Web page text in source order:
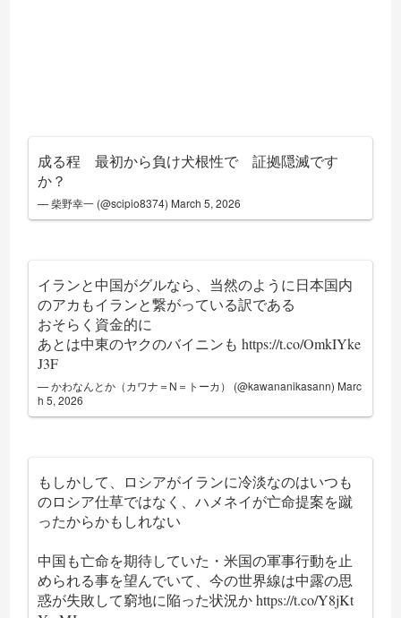
成る程 最初から負け犬根性で 証拠隠滅です
か？
— 柴野幸一 (@scipio8374) March 5, 2026
イランと中国がグルなら、当然のように日本国内
のアカもイランと繋がっている訳である
おそらく資金的に
あとは中東のヤクのバイニンもhttps://t.co/OmkIYke
J3F
— かわなんとか（カワナ＝N＝トーカ） (@kawananikasann) Marc
h 5, 2026
もしかして、ロシアがイランに冷淡なのはいつも
のロシア仕草ではなく、ハメネイが亡命提案を蹴
ったからかもしれない
中国も亡命を期待していた・米国の軍事行動を止
められる事を望んでいて、今の世界線は中露の思
惑が失敗して窮地に陥った状況かhttps://t.co/Y8jKt